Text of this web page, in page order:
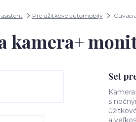
Pre úžitkové automobily
kamera+
Set
s
a